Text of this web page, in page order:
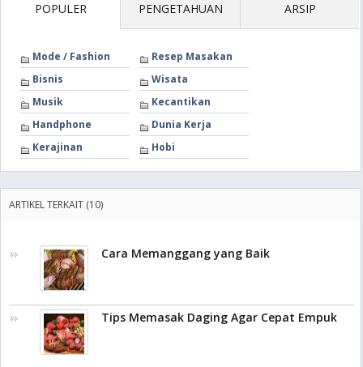
POPULER PENGETAHUAN ARSIP
Mode / Fashion
Resep Masakan
Bisnis
Wisata
Musik
Kecantikan
Handphone
Dunia Kerja
Kerajinan
Hobi
ARTIKEL TERKAIT (10)
Cara Memanggang yang Baik
Tips Memasak Daging Agar Cepat Empuk